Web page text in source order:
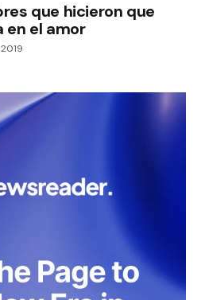
que hicieron que
en el amor